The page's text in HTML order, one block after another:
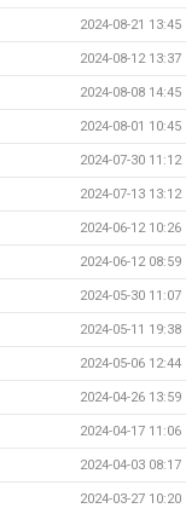
2024-08-21 13:45
2024-08-12 13:37
2024-08-08 14:45
2024-08-01 10:45
2024-07-30 11:12
2024-07-13 13:12
2024-06-12 10:26
2024-06-12 08:59
2024-05-30 11:07
2024-05-11 19:38
2024-05-06 12:44
2024-04-26 13:59
2024-04-17 11:06
2024-04-03 08:17
2024-03-27 10:20